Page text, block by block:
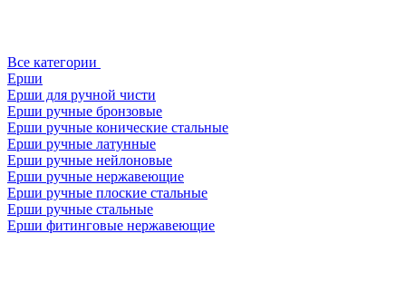
Все категории
Ерши
Ерши для ручной чисти
Ерши ручные бронзовые
Ерши ручные конические стальные
Ерши ручные латунные
Ерши ручные нейлоновые
Ерши ручные нержавеющие
Ерши ручные плоские стальные
Ерши ручные стальные
Ерши фитинговые нержавеющие